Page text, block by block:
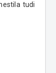
tudi